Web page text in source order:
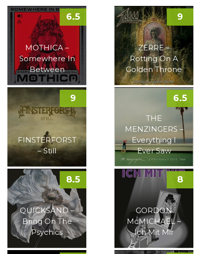
MOTHICA –
Somewhere In
Between
6.5
ZERRE –
Rotting On A
Golden Throne
9
FINSTERFORST
– Still
9
THE
MENZINGERS –
Everything I
Ever Saw
6.5
QUICKSAND –
Bring On The
Psychics
8.5
GORDON
McMICHAEL –
Ich Mit Mir
8